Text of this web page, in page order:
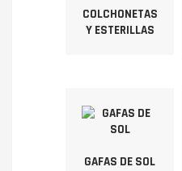
COLCHONETAS
Y ESTERILLAS
GAFAS DE SOL